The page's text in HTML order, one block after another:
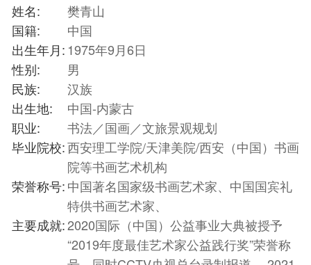
姓名:
樊青山
国籍:
中国
出生年月: 1975年9月6日
性别:
男
民族:
汉族
出生地:
中国-内蒙古
职业:
书法／国画／文旅景观规划
毕业院校:西安理工学院/天津美院/西安（中国）书画
院等书画艺术机构
荣誉称号:中国著名国家级书画艺术家、中国国宾礼
特供书画艺术家、
主要成就:2020国际（中国）公益事业大典被授予
“2019年度最佳艺术家公益践行奖”荣誉称